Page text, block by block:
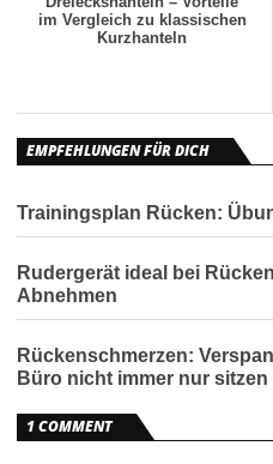
im Vergleich zu klassischen
Kurzhanteln
EMPFEHLUNGEN FÜR DICH
Trainingsplan Rücken:
Rudergerät ideal bei
Abnehmen
Rückenschmerzen:
Büro nicht immer nur sitzen
1 COMMENT